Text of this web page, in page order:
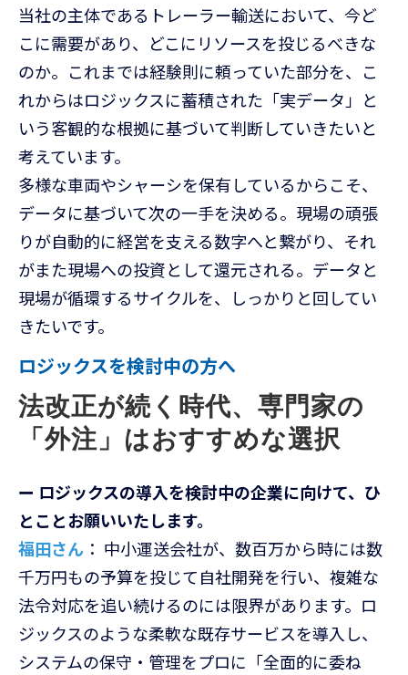
当社の主体であるトレーラー輸送において、今ど
こに需要があり、どこにリソースを投じるべきな
のか。これまでは経験則に頼っていた部分を、こ
れからはロジックスに蓄積された「実データ」と
いう客観的な根拠に基づいて判断していきたいと
考えています。
多様な車両やシャーシを保有しているからこそ、
データに基づいて次の一手を決める。現場の頑張
りが自動的に経営を支える数字へと繋がり、それ
がまた現場への投資として還元される。データと
現場が循環するサイクルを、しっかりと回してい
きたいです。
ロジックスを検討中の方へ
法改正が続く時代、専門家の
「外注」はおすすめな選択
ー ロジックスの導入を検討中の企業に向けて、ひ
とことお願いいたします。
福田さん ： 中小運送会社が、数百万から時には数
千万円もの予算を投じて自社開発を行い、複雑な
法令対応を追い続けるのには限界があります。ロ
ジックスのような柔軟な既存サービスを導入し、
システムの保守・管理をプロに「全面的に委ね